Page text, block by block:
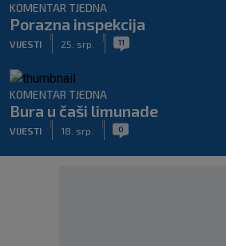
KOMENTAR TJEDNA
Porazna inspekcija
VIJESTI 25. srp. 11
KOMENTAR TJEDNA
Bura u čaši limunade
VIJESTI 18. srp. 0